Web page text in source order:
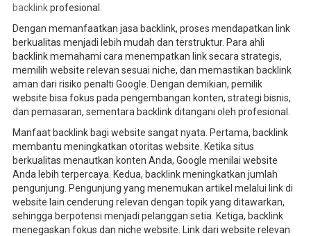
backlinkprofesional.
Dengan memanfaatkan jasa backlink, proses mendapatkan link
berkualitas menjadi lebih mudah dan terstruktur. Para ahli
backlink memahami cara menempatkan link secara strategis,
memilih website relevan sesuai niche, dan memastikan backlink
aman dari risiko penalti Google. Dengan demikian, pemilik
website bisa fokus pada pengembangan konten, strategi bisnis,
dan pemasaran, sementara backlink ditangani oleh profesional.
Manfaat backlink bagi website sangat nyata. Pertama, backlink
membantu meningkatkan otoritas website. Ketika situs
berkualitas menautkan konten Anda, Google menilai website
Anda lebih terpercaya. Kedua, backlink meningkatkan jumlah
pengunjung. Pengunjung yang menemukan artikel melalui link di
website lain cenderung relevan dengan topik yang ditawarkan,
sehingga berpotensi menjadi pelanggan setia. Ketiga, backlink
menegaskan fokus dan niche website. Link dari website relevan